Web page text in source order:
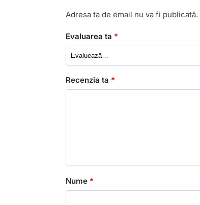
Adresa ta de email nu va fi publicată.
Evaluarea ta *
Recenzia ta *
Nume *